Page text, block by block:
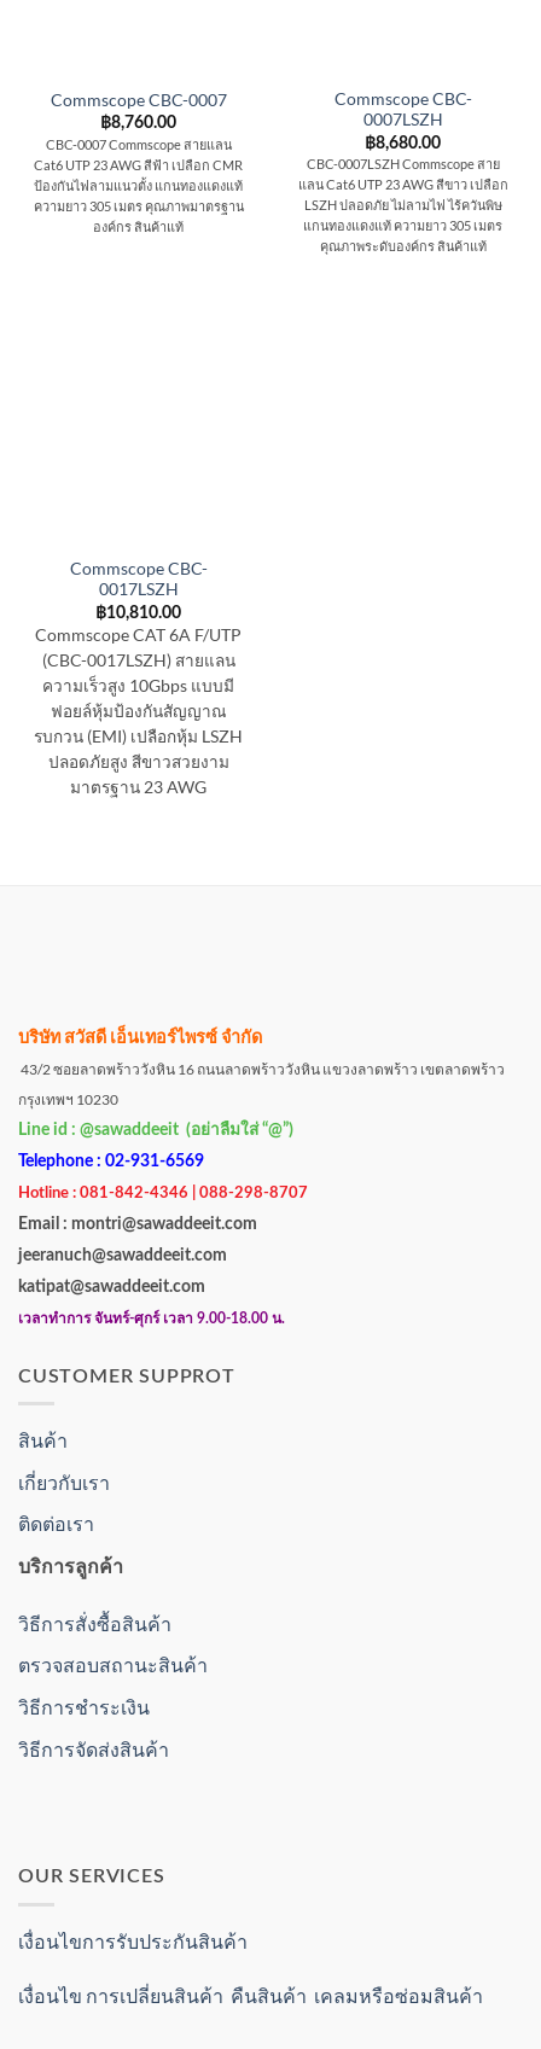
Commscope CBC-0007
฿8,760.00
CBC-0007 Commscope สายแลน
Cat6 UTP 23 AWG สีฟ้า เปลือก CMR
ป้องกันไฟลามแนวตั้ง แกนทองแดงแท้
ความยาว 305 เมตร คุณภาพมาตรฐาน
องค์กร สินค้าแท้
Commscope CBC-
0007LSZH
฿8,680.00
CBC-0007LSZH Commscope สาย
แลน Cat6 UTP 23 AWG สีขาว เปลือก
LSZH ปลอดภัย ไม่ลามไฟ ไร้ควันพิษ
แกนทองแดงแท้ ความยาว 305 เมตร
คุณภาพระดับองค์กร สินค้าแท้
Commscope CBC-
0017LSZH
฿10,810.00
Commscope CAT 6A F/UTP
(CBC-0017LSZH) สายแลน
ความเร็วสูง 10Gbps แบบมี
ฟอยล์หุ้มป้องกันสัญญาณ
รบกวน (EMI) เปลือกหุ้ม LSZH
ปลอดภัยสูง สีขาวสวยงาม
มาตรฐาน 23 AWG
บริษัท สวัสดี เอ็นเทอร์ไพรซ์ จำกัด
43/2 ซอยลาดพร้าววังหิน 16 ถนนลาดพร้าววังหิน แขวงลาดพร้าว เขตลาดพร้าว
กรุงเทพฯ 10230
Line id : @sawaddeeit (อย่าลืมใส่ “@”)
Telephone : 02-931-6569
Hotline : 081-842-4346 | 088-298-8707
Email : montri@sawaddeeit.com
jeeranuch@sawaddeeit.com
katipat@sawaddeeit.com
เวลาทำการ จันทร์-ศุกร์ เวลา 9.00-18.00 น.
CUSTOMER SUPPROT
สินค้า
เกี่ยวกับเรา
ติดต่อเรา
บริการลูกค้า
วิธีการสั่งซื้อสินค้า
ตรวจสอบสถานะสินค้า
วิธีการชำระเงิน
วิธีการจัดส่งสินค้า
OUR SERVICES
เงื่อนไขการรับประกันสินค้า
เงื่อนไข การเปลี่ยนสินค้า คืนสินค้า เคลมหรือซ่อมสินค้า